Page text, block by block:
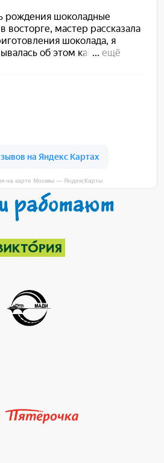
на карте Москвы — ЯндексКарты
работают